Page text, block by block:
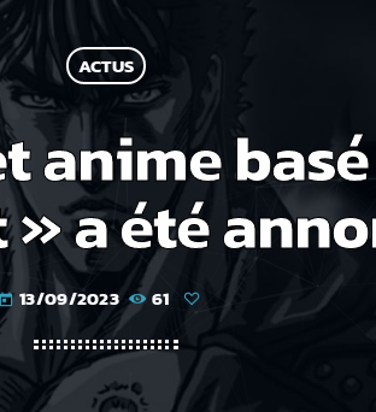
ACTUS
anime
a été
today 13/09/2023 61